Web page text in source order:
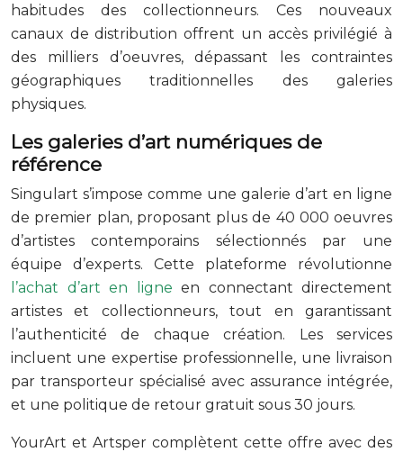
habitudes des collectionneurs. Ces nouveaux
canaux de distribution offrent un accès privilégié à
des milliers d’oeuvres, dépassant les contraintes
géographiques traditionnelles des galeries
physiques.
Les galeries d’art numériques de
référence
Singulart s’impose comme une galerie d’art en ligne
de premier plan, proposant plus de 40 000 oeuvres
d’artistes contemporains sélectionnés par une
équipe d’experts. Cette plateforme révolutionne
l’achat d’art en ligne en connectant directement
artistes et collectionneurs, tout en garantissant
l’authenticité de chaque création. Les services
incluent une expertise professionnelle, une livraison
par transporteur spécialisé avec assurance intégrée,
et une politique de retour gratuit sous 30 jours.
YourArt et Artsper complètent cette offre avec des